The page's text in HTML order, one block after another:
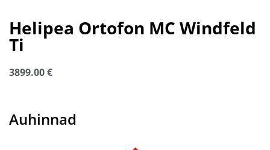
Helipea Ortofon MC Windfeld
Ti
3899.00€
Auhinnad